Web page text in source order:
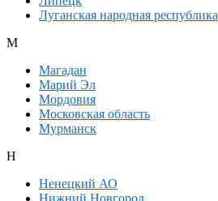
Луганская народная республика
М
Магадан
Марий Эл
Мордовия
Московская область
Мурманск
Н
Ненецкий АО